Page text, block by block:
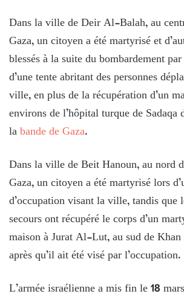
Dans la ville de Deir Al-Balah, au
Gaza, un citoyen a été martyrisé et
blessés à la suite du bombardement
d’une tente abritant des personnes
ville, en plus de la récupération d’un
environs de l’hôpital turque de Sadaqa
labande de Gaza.
Dans la ville de Beit Hanoun, au nord
Gaza, un citoyen a été martyrisé lors
d’occupation visant la ville, tandis que
secours ont récupéré le corps d’un
maison à Jurat Al-Lut, au sud de
après qu’il ait été visé par l’occupation.
L’armée israélienne a mis fin le 18